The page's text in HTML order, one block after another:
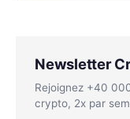
Newsletter
Rejoignez +40
crypto, 2x par